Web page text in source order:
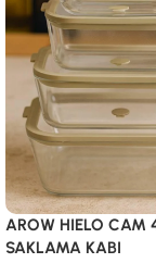
AROW HIELO CAM
SAKLAMA KABI